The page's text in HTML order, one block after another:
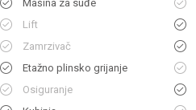
Mašina za suđe
Lift
Zamrzivač
Etažno plinsko grijanje
Osiguranje